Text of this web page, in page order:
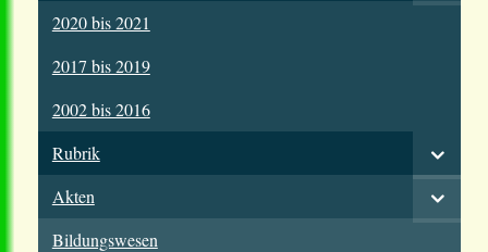
2020 bis 2021
2017 bis 2019
2002 bis 2016
Rubrik
Akten
Bildungswesen